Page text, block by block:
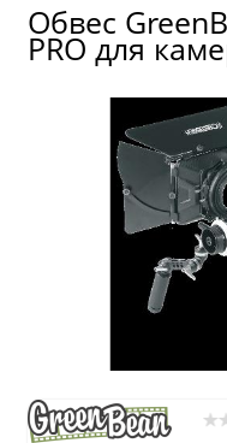
Обвес
PRO для